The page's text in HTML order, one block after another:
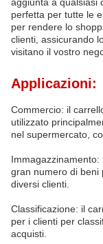
perfetta per tutte le
per rendere lo
clienti, assicurando
visitano il vostro
Applicazioni:
Commercio: il
utilizzato
nel supermercato,
gran numero di beni
diversi clienti.
Classificazione: il
per i clienti per
acquisti.